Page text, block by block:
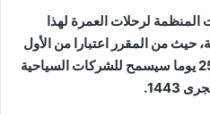
المنظمة لرحلات العمرة لهذا
حيث من المقرر اعتبارا من الأول
من يناير من العام الجارى ولمدة 25 يوما سيسمح للشركات السياحية